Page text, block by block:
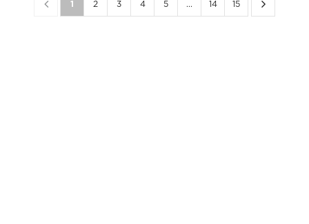
1 2 3 4 5 ... 14 15